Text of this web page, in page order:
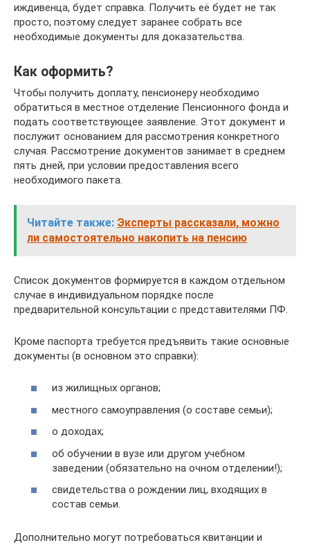
иждивенца, будет справка. Получить её будет не так
просто, поэтому следует заранее собрать все
необходимые документы для доказательства.
Как оформить?
Чтобы получить доплату, пенсионеру необходимо
обратиться в местное отделение Пенсионного фонда и
подать соответствующее заявление. Этот документ и
послужит основанием для рассмотрения конкретного
случая. Рассмотрение документов занимает в среднем
пять дней, при условии предоставления всего
необходимого пакета.
Читайте также: Эксперты рассказали, можно
ли самостоятельно накопить на пенсию
Список документов формируется в каждом отдельном
случае в индивидуальном порядке после
предварительной консультации с представителями ПФ.
Кроме паспорта требуется предъявить такие основные
документы (в основном это справки):
из жилищных органов;
местного самоуправления (о составе семьи);
о доходах;
об обучении в вузе или другом учебном
заведении (обязательно на очном отделении!);
свидетельства о рождении лиц, входящих в
состав семьи.
Дополнительно могут потребоваться квитанции и